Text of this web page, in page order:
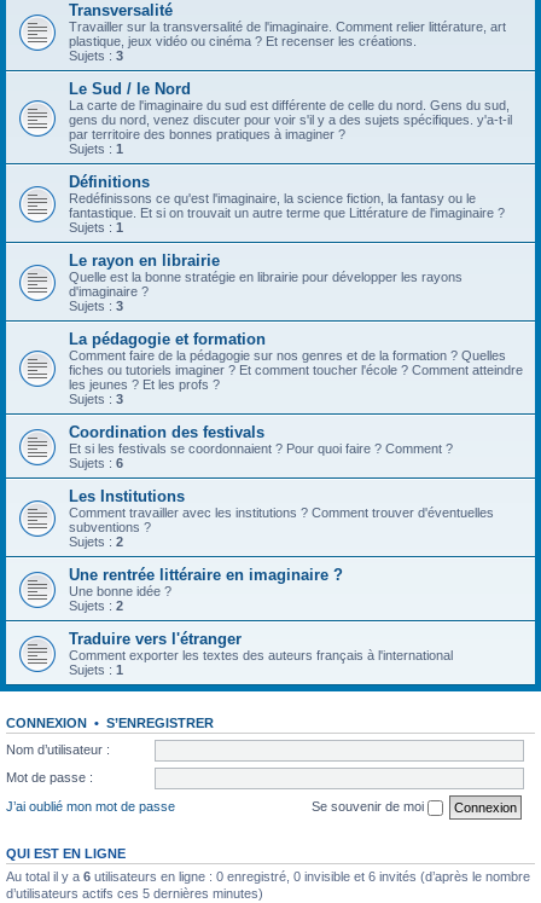
Transversalité
Travailler sur la transversalité de l'imaginaire. Comment relier littérature, art
plastique, jeux vidéo ou cinéma ? Et recenser les créations.
Sujets : 3
Le Sud / le Nord
La carte de l'imaginaire du sud est différente de celle du nord. Gens du sud,
gens du nord, venez discuter pour voir s'il y a des sujets spécifiques. y'a-t-il
par territoire des bonnes pratiques à imaginer ?
Sujets : 1
Définitions
Redéfinissons ce qu'est l'imaginaire, la science fiction, la fantasy ou le
fantastique. Et si on trouvait un autre terme que Littérature de l'imaginaire ?
Sujets : 1
Le rayon en librairie
Quelle est la bonne stratégie en librairie pour développer les rayons
d'imaginaire ?
Sujets : 3
La pédagogie et formation
Comment faire de la pédagogie sur nos genres et de la formation ? Quelles
fiches ou tutoriels imaginer ? Et comment toucher l'école ? Comment atteindre
les jeunes ? Et les profs ?
Sujets : 3
Coordination des festivals
Et si les festivals se coordonnaient ? Pour quoi faire ? Comment ?
Sujets : 6
Les Institutions
Comment travailler avec les institutions ? Comment trouver d'éventuelles
subventions ?
Sujets : 2
Une rentrée littéraire en imaginaire ?
Une bonne idée ?
Sujets : 2
Traduire vers l'étranger
Comment exporter les textes des auteurs français à l'international
Sujets : 1
CONNEXION • S’ENREGISTRER
Nom d’utilisateur :
Mot de passe :
J’ai oublié mon mot de passe
Se souvenir de moi
QUI EST EN LIGNE
Au total il y a 6 utilisateurs en ligne : 0 enregistré, 0 invisible et 6 invités (d’après le nombre
d’utilisateurs actifs ces 5 dernières minutes)